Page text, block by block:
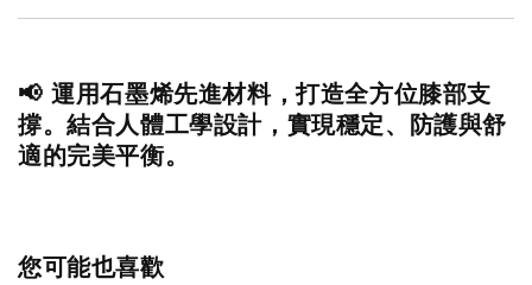
📢 運用石墨烯先進材料，打造全方位膝部支
撐。結合人體工學設計，實現穩定、防護與舒
適的完美平衡。
您可能也喜歡